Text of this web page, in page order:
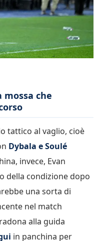
che
tattico al vaglio, cioè
Dybala e Soulé
invece, Evan
della condizione dopo
una sorta di
nel match
alla guida
in panchina per